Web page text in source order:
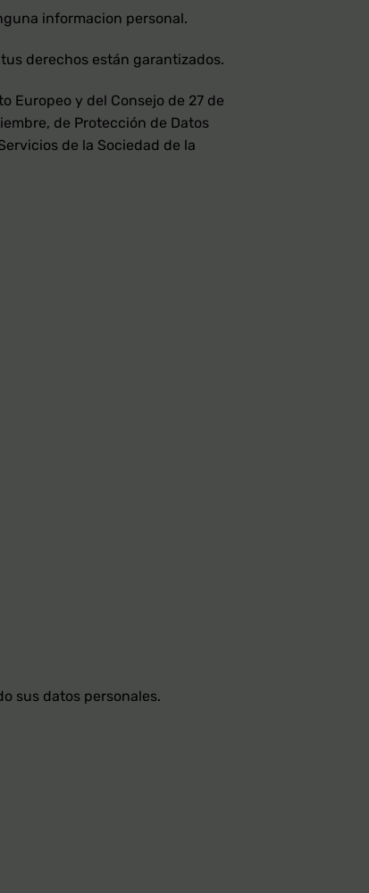
informacion personal.
derechos están garantizados.
Europeo y del Consejo de 27 de
de Protección de Datos
de la Sociedad de la
sus datos personales.